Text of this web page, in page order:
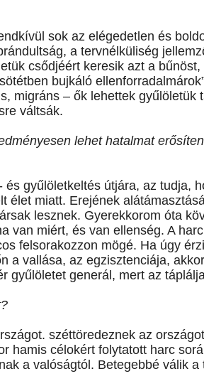
sok az elégedetlen és
a tervnélküliség
csődjéért keresik azt a
bujkáló
migráns – ők lehettek
váltsák.
lehet hatalmat
és gyűlöletkeltés útjára, az tudja,
élet miatt. Erejének
lesznek. Gyerekkorom óta
van miért, és van ellenség. A
felsorakozzon mögé. Ha úgy
a vallása, az egzisztenciája,
gyűlöletet generál, mert az
széttöredeznek az
hamis célokért folytatott harc
a valóságtól. Betegebbé válik